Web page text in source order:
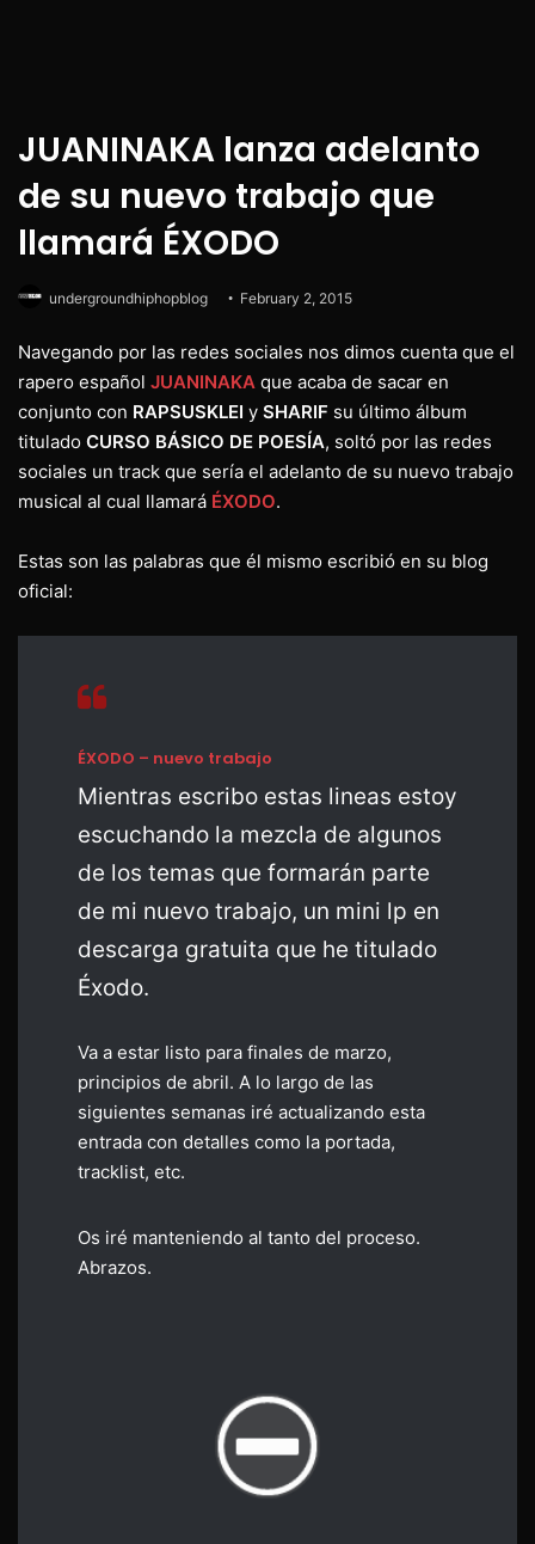
JUANINAKA lanza adelanto
de su nuevo trabajo que
llamará ÉXODO
undergroundhiphopblog February 2, 2015
Navegando por las redes sociales nos dimos cuenta que el
rapero español JUANINAKA que acaba de sacar en
conjunto con RAPSUSKLEI y SHARIF su último álbum
titulado CURSO BÁSICO DE POESÍA, soltó por las redes
sociales un track que sería el adelanto de su nuevo trabajo
musical al cual llamará ÉXODO.
Estas son las palabras que él mismo escribió en su blog
oficial:
ÉXODO – nuevo trabajo
Mientras escribo estas lineas estoy
escuchando la mezcla de algunos
de los temas que formarán parte
de mi nuevo trabajo, un mini lp en
descarga gratuita que he titulado
Éxodo.
Va a estar listo para finales de marzo,
principios de abril. A lo largo de las
siguientes semanas iré actualizando esta
entrada con detalles como la portada,
tracklist, etc.
Os iré manteniendo al tanto del proceso.
Abrazos.